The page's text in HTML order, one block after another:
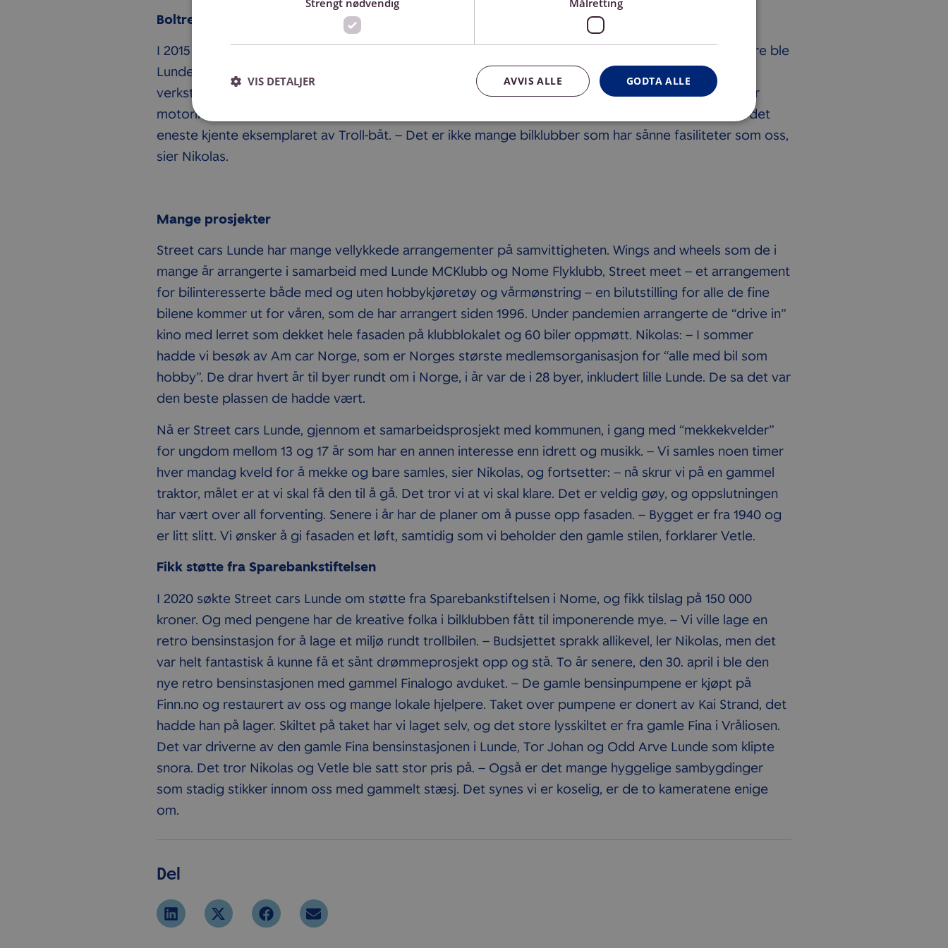
Boltreplass for motorinteresserte
I 2015 kjøpte Street cars Lunde fabrikklokalene der yrkesskolen i sin tid hadde lokaler, og som senere ble
Lunde taxisentral, for én million kroner. Bilklubben har pusset opp hele bygget selv, og med flotte
verksteder, egen bar med stort sofaområde, bilplakater på veggene har det blitt en boltreplass for
motorinteresserte. Og innerst i lokale står det aller helligste. Trollbil nr 5 med egen utstilling, samt det
eneste kjente eksemplaret av Troll-båt. – Det er ikke mange bilklubber som har sånne fasiliteter som oss,
sier Nikolas.
Mange prosjekter
Street cars Lunde har mange vellykkede arrangementer på samvittigheten. Wings and wheels som de i
mange år arrangerte i samarbeid med Lunde MCKlubb og Nome Flyklubb, Street meet – et arrangement
for bilinteresserte både med og uten hobbykjøretøy og vårmønstring – en bilutstilling for alle de fine
bilene kommer ut for våren, som de har arrangert siden 1996. Under pandemien arrangerte de “drive in”
kino med lerret som dekket hele fasaden på klubblokalet og 60 biler oppmøtt. Nikolas: – I sommer
hadde vi besøk av Am car Norge, som er Norges største medlemsorganisasjon for “alle med bil som
hobby”. De drar hvert år til byer rundt om i Norge, i år var de i 28 byer, inkludert lille Lunde. De sa det var
den beste plassen de hadde vært.
Nå er Street cars Lunde, gjennom et samarbeidsprosjekt med kommunen, i gang med “mekkekvelder”
for ungdom mellom 13 og 17 år som har en annen interesse enn idrett og musikk. – Vi samles noen timer
hver mandag kveld for å mekke og bare samles, sier Nikolas, og fortsetter: – nå skrur vi på en gammel
traktor, målet er at vi skal få den til å gå. Det tror vi at vi skal klare. Det er veldig gøy, og oppslutningen
har vært over all forventing. Senere i år har de planer om å pusse opp fasaden. – Bygget er fra 1940 og
er litt slitt. Vi ønsker å gi fasaden et løft, samtidig som vi beholder den gamle stilen, forklarer Vetle.
Fikk støtte fra Sparebankstiftelsen
I 2020 søkte Street cars Lunde om støtte fra Sparebankstiftelsen i Nome, og fikk tilslag på 150 000
kroner. Og med pengene har de kreative folka i bilklubben fått til imponerende mye. – Vi ville lage en
retro bensinstasjon for å lage et miljø rundt trollbilen. – Budsjettet sprakk allikevel, ler Nikolas, men det
var helt fantastisk å kunne få et sånt drømmeprosjekt opp og stå. To år senere, den 30. april i ble den
nye retro bensinstasjonen med gammel Finalogo avduket. – De gamle bensinpumpene er kjøpt på
Finn.no og restaurert av oss og mange lokale hjelpere. Taket over pumpene er donert av Kai Strand, det
hadde han på lager. Skiltet på taket har vi laget selv, og det store lysskiltet er fra gamle Fina i Vråliosen.
Det var driverne av den gamle Fina bensinstasjonen i Lunde, Tor Johan og Odd Arve Lunde som klipte
snora. Det tror Nikolas og Vetle ble satt stor pris på. – Også er det mange hyggelige sambygdinger
som stadig stikker innom oss med gammelt stæsj. Det synes vi er koselig, er de to kameratene enige
om.
Del
Strengt nødvendig Målretting
GODTA ALLE
AVVIS ALLE
VIS DETALJER